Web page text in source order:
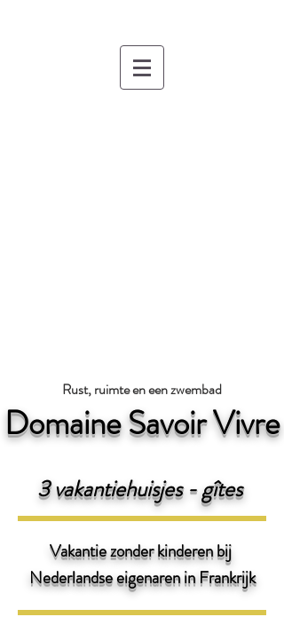
Rust, ruimte en een zwembad
Domaine Savoir Vivre
3 vakantiehuisjes - gîtes
Vakantie zonder kinderen bij
Nederlandse eigenarenin Frankrijk